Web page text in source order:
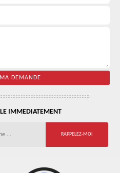
IMMEDIATEMENT